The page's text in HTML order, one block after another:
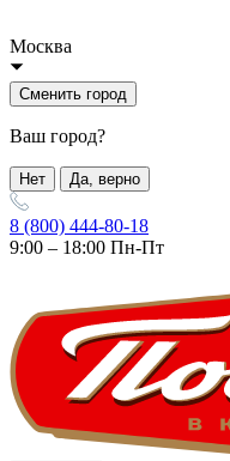
Москва
Сменить город
Ваш город?
Нет Да, верно
8 (800) 444-80-18
9:00 – 18:00 Пн-Пт